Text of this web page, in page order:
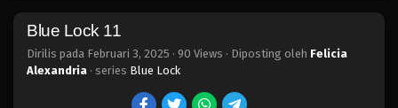
Blue Lock 11
Dirilis pada Februari 3, 2025 · 90 Views · Diposting oleh Felicia
Alexandria · series Blue Lock
Eps 23 - Februari 3, 2025
Blue Lock 22